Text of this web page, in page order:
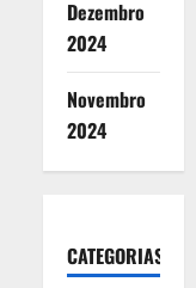
Dezembro
2024
Novembro
2024
CATEGORIAS